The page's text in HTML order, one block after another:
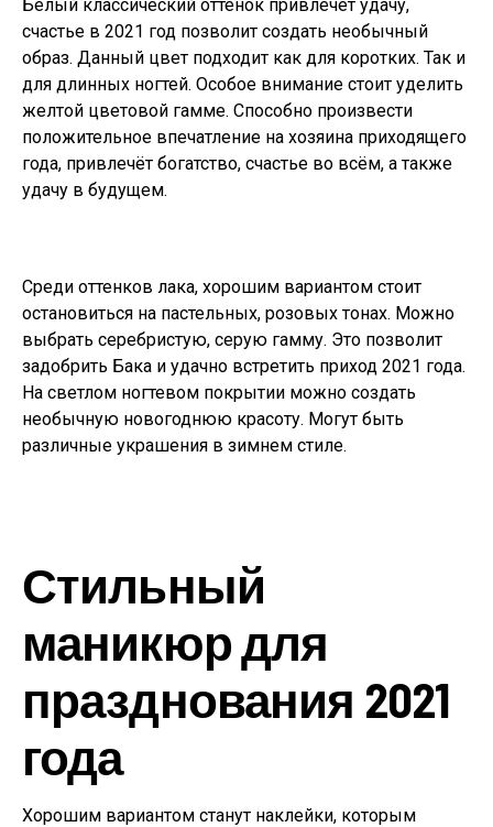
Белый классический оттенок привлечёт удачу,
счастье в 2021 год позволит создать необычный
образ. Данный цвет подходит как для коротких. Так и
для длинных ногтей. Особое внимание стоит уделить
желтой цветовой гамме. Способно произвести
положительное впечатление на хозяина приходящего
года, привлечёт богатство, счастье во всём, а также
удачу в будущем.
Среди оттенков лака, хорошим вариантом стоит
остановиться на пастельных, розовых тонах. Можно
выбрать серебристую, серую гамму. Это позволит
задобрить Бака и удачно встретить приход 2021 года.
На светлом ногтевом покрытии можно создать
необычную новогоднюю красоту. Могут быть
различные украшения в зимнем стиле.
Стильный
маникюр для
празднования 2021
года
Хорошим вариантом станут наклейки, которым